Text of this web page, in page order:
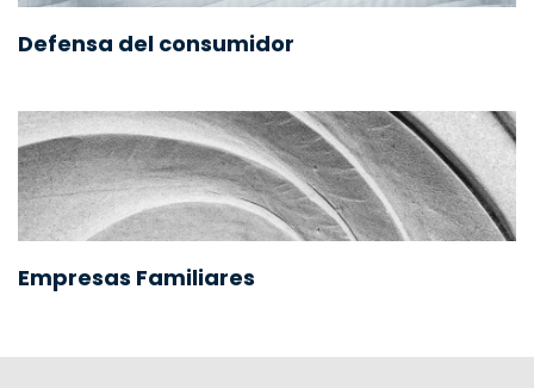
Defensa del consumidor
Empresas Familiares